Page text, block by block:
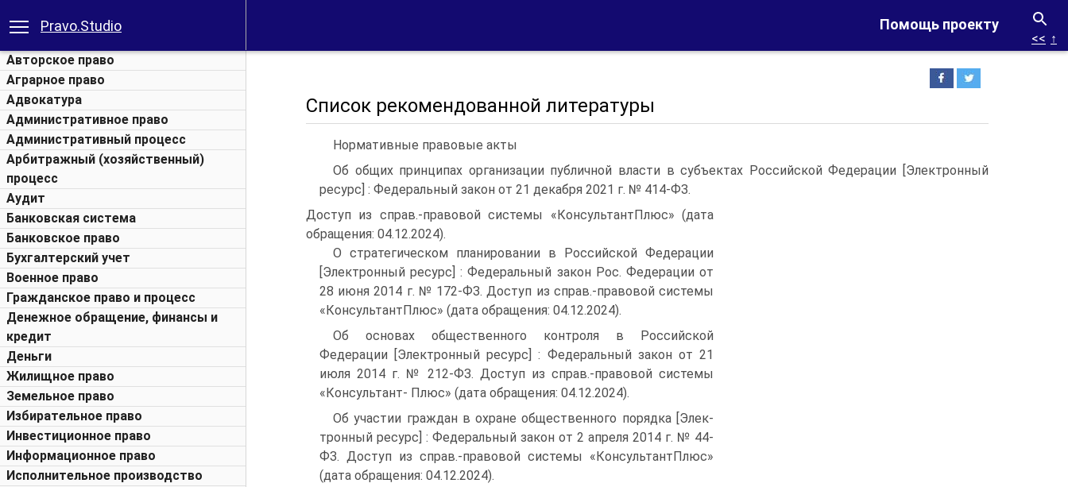
Помощь проекту
Pravo.Studio
Авторское право
Аграрное право
Адвокатура
Административное право
Административный процесс
Арбитражный (хозяйственный)
процесс
Аудит
Банковская система
Банковское право
Бухгалтерский учет
Военное право
Гражданское право и процесс
Денежное обращение, финансы и
кредит
Деньги
Жилищное право
Земельное право
Избирательное право
Инвестиционное право
Информационное право
Исполнительное производство
<< ↑
Список рекомендованной литературы
Нормативные правовые акты
Об общих принципах организации публичной власти в субъек­тах Российской Федерации [Электронный
ресурс] : Федеральный закон от 21 декабря 2021 г. № 414-ФЗ.
Доступ из справ.-правовой системы «КонсультантПлюс» (дата
обращения: 04.12.2024).
О стратегическом планировании в Российской Федерации
[Электронный ресурс] : Федеральный закон Рос. Федерации от
28 июня 2014 г. № 172-ФЗ. Доступ из справ.-правовой системы
«КонсультантПлюс» (дата обращения: 04.12.2024).
Об основах общественного контроля в Российской
Федерации [Электронный ресурс] : Федеральный закон от 21
июля 2014 г. № 212-ФЗ. Доступ из справ.-правовой системы
«Консультант- Плюс» (дата обращения: 04.12.2024).
Об участии граждан в охране общественного порядка [Элек­
тронный ресурс] : Федеральный закон от 2 апреля 2014 г. № 44-
ФЗ. Доступ из справ.-правовой системы «КонсультантПлюс»
(дата обращения: 04.12.2024).